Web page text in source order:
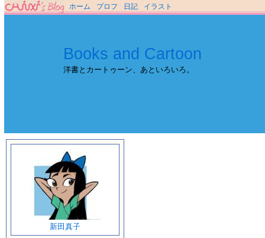
ホーム プロフ 日記 イラスト
Books and Cartoon
洋書とカートゥーン、あといろいろ。
新田真子